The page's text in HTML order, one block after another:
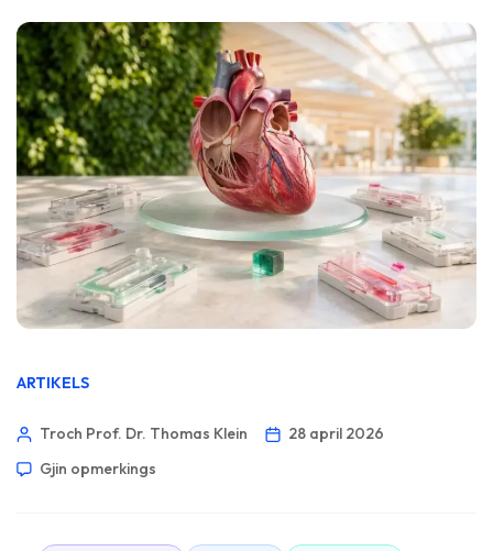
ARTIKELS
Troch Prof. Dr. Thomas Klein
28 april 2026
Gjin opmerkings